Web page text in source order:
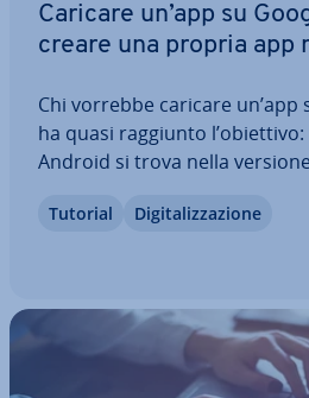
Caricare un’app su
creare una propria app
Chi vorrebbe caricare un’app
ha quasi raggiunto l’obiettivo:
Android si trova nella
spo­si­ti­vi mobili. Tuttavia, la
Tutorial Di­gi­ta­liz­za­zio­ne